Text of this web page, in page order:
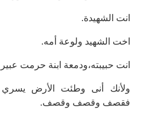
انت الشهيدة.
اخت الشهيد ولوعة أمه.
انت حبيبته،ودمعة ابنة حرمت
ولأنك أنى وطئت الأرض يسري
فقصف وقصف وقصف.